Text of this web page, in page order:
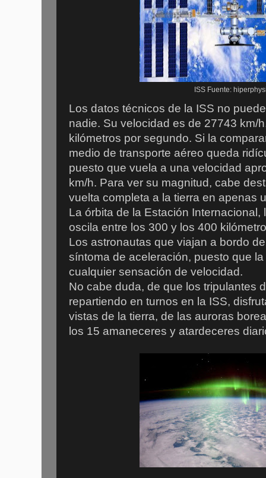
ISS Fuente:
Los datos técnicos de la ISS no
nadie. Su velocidad es de 27743 km/
kilómetros por segundo. Si la
medio de transporte aéreo queda
puesto que vuela a una velocidad
km/h. Para ver su magnitud, cabe
vuelta completa a la tierra en apenas
La órbita de la Estación Internacional,
oscila entre los 300 y los 400
Los astronautas que viajan a bordo
síntoma de aceleración, puesto que
cualquier sensación de velocidad.
No cabe duda, de que los tripulantes
repartiendo en turnos en la ISS,
vistas de la tierra, de las auroras
los 15 amaneceres y atardeceres